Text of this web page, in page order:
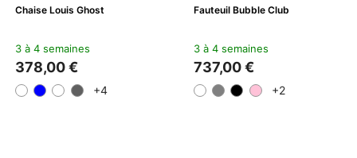
Chaise Louis Ghost
3 à 4 semaines
378,00 €
+4
Fauteuil Bubble Club
3 à 4 semaines
737,00 €
+2